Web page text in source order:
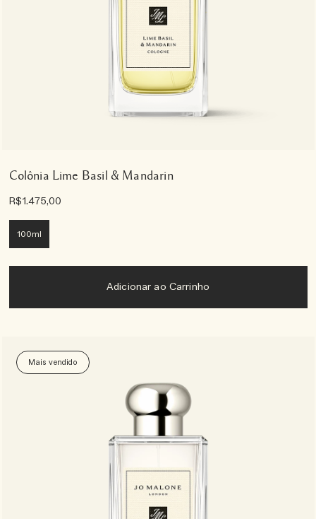
Colônia Lime Basil & Mandarin
R$1.475,00
100ml
Adicionar ao Carrinho
Mais vendido